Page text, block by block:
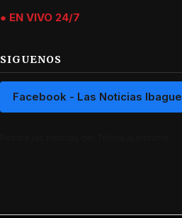
● EN VIVO 24/7
SIGUENOS
Facebook - Las Noticias Ibague